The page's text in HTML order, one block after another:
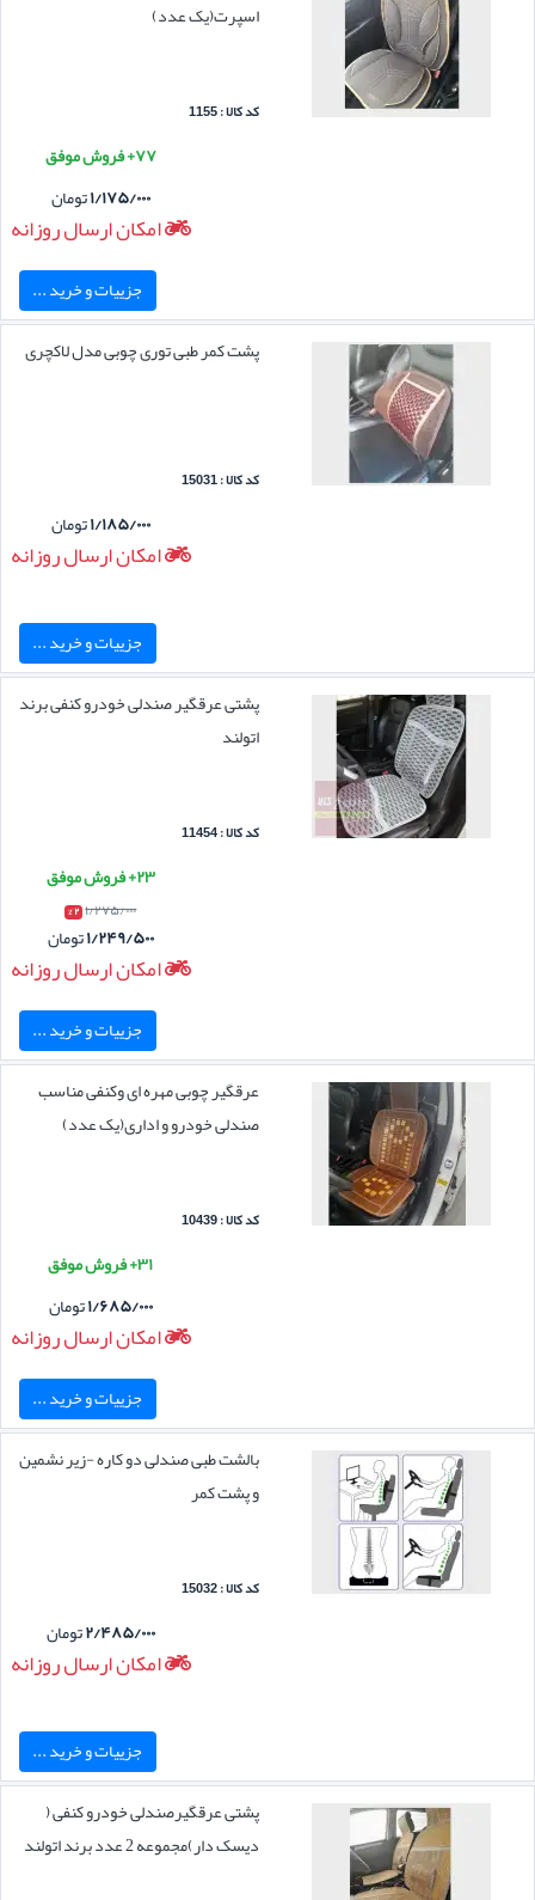
اسپرت(یک عدد)
کد کالا : 1155
۷۷+ فروش موفق
۱/۱۷۵/۰۰۰تومان
امکان ارسال روزانه
جزییات و خرید ...
پشت کمر طبی توری چوبی مدل لاکچری
کد کالا : 15031
۱/۱۸۵/۰۰۰تومان
امکان ارسال روزانه
جزییات و خرید ...
پشتی عرقگیر صندلی خودرو کنفی برند
اتولند
کد کالا : 11454
۲۳+ فروش موفق
۱/۲۷۵/۰۰۰ ۲ %
۱/۲۴۹/۵۰۰تومان
امکان ارسال روزانه
جزییات و خرید ...
عرقگیر چوبی مهره ای وکنفی مناسب
صندلی خودرو و اداری(یک عدد)
کد کالا : 10439
۳۱+ فروش موفق
۱/۶۸۵/۰۰۰تومان
امکان ارسال روزانه
جزییات و خرید ...
بالشت طبی صندلی دو کاره -زیر نشمین
و پشت کمر
کد کالا : 15032
۲/۴۸۵/۰۰۰تومان
امکان ارسال روزانه
جزییات و خرید ...
پشتی عرقگیرصندلی خودرو کنفی (
دیسک دار)مجموعه 2 عدد برند اتولند